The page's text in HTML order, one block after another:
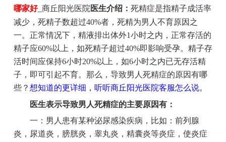
哪家好_商丘阳光医院 医生介绍： 死精症是指精子成活率
减少，死精子数超过40%者，死精为男人不育原因之
一。正常情况下，精液排出体外1小时之内，正常存活的
精子应60%以上，如死精子超过40%即影响受孕。精子存
活时间应保持6小时20%以上，如6小时之内已无存活精
子，即可引起不育。那么，导致男人死精症的原因有哪
些？ 想知道的更详细，听听商丘阳光医院客服怎么说。
医生表示导致男人死精症的主要原因有：
一：男人患有某种泌尿感染疾病，比如：前列腺
炎，尿道炎，膀胱炎，睾丸炎，精囊炎等炎症，使炎症